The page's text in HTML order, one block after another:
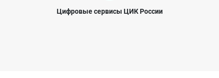
Цифровые сервисы ЦИК России